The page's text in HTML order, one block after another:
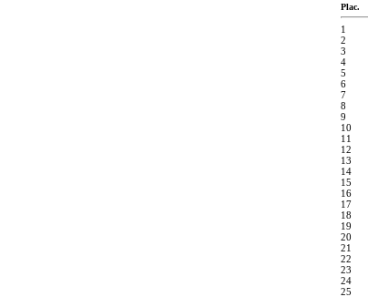
Plac.
1
2
3
4
5
6
7
8
9
10
11
12
13
14
15
16
17
18
19
20
21
22
23
24
25